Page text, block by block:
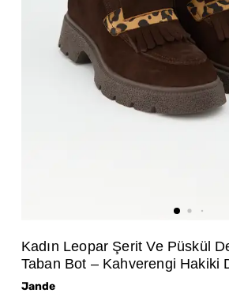
Kadın Leopar Şerit Ve Püskül
Taban Bot – Kahverengi Hakiki
Jande